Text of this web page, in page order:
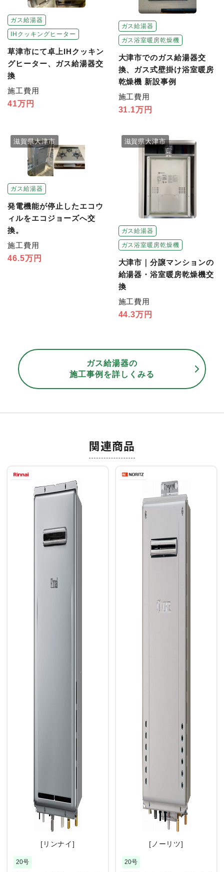
ガス給湯器
IHクッキングヒーター
草津市にて卓上IHクッキン
グヒーター、ガス給湯器交
換
施工費用
41万円
ガス給湯器
ガス浴室暖房乾燥機
大津市でのガス給湯器交
換、ガス式壁掛け浴室暖房
乾燥機 新設事例
施工費用
31.1万円
ガス給湯器
滋賀県大津市
発電機能が停止したエコウ
ィルをエコジョーズへ交
換。
施工費用
46.5万円
ガス給湯器
ガス浴室暖房乾燥機
滋賀県大津市
大津市｜分譲マンションの
給湯器・浴室暖房乾燥機交
換
施工費用
44.3万円
ガス給湯器の
施工事例を詳しくみる
関連商品
[リンナイ]
20号
[ノーリツ]
20号